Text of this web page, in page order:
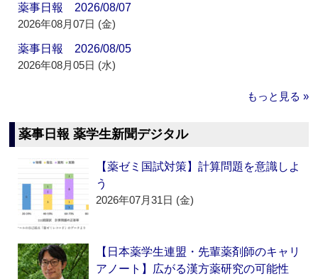
薬事日報 2026/08/07
2026年08月07日 (金)
薬事日報 2026/08/05
2026年08月05日 (水)
もっと見る »
薬事日報 薬学生新聞デジタル
【薬ゼミ国試対策】計算問題を意識しよ
う
2026年07月31日 (金)
【日本薬学生連盟・先輩薬剤師のキャリ
アノート】広がる漢方薬研究の可能性